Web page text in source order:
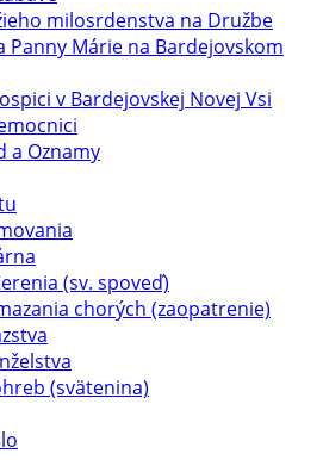
milosrdenstva na Družbe
Panny Márie na Bardejovskom
v Bardejovskej Novej Vsi
a Oznamy
(sv. spoveď)
chorých (zaopatrenie)
(svätenina)